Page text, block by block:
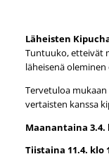
Läheisten
Tuntuuko, etteivät
läheisenä oleminen
Tervetuloa
vertaisten kanssa
Maanantaina 3.4.
Tiistaina 11.4. klo